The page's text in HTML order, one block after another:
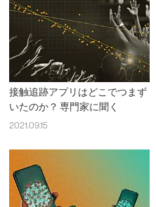
接触追跡アプリはどこでつまず
いたのか？ 専門家に聞く
2021.09.15